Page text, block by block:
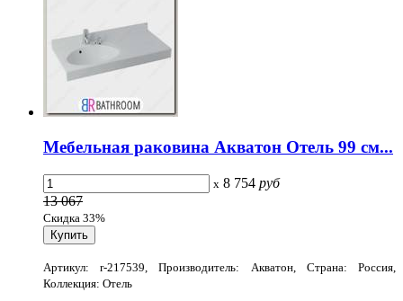
Мебельная раковина Акватон Отель 99 см...
x 8 754 руб
13 067
Скидка 33%
Артикул: r-217539, Производитель: Акватон, Страна: Россия,
Коллекция: Отель